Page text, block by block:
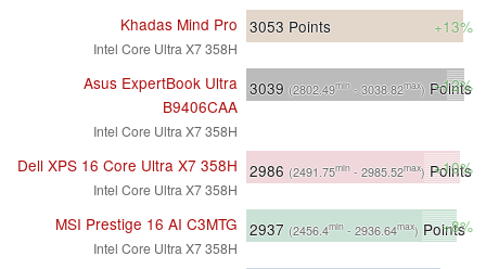
Khadas Mind Pro
Intel Core Ultra X7 358H
3053 Points +13%
Asus ExpertBook Ultra
B9406CAA
Intel Core Ultra X7 358H
3039 (2802.49min - 3038.82max) Points
+12%
Dell XPS 16 Core Ultra X7 358H
Intel Core Ultra X7 358H
2986 (2491.75min - 2985.52max) Points
+10%
MSI Prestige 16 AI C3MTG
Intel Core Ultra X7 358H
2937 (2456.4min - 2936.64max) Points
+8%